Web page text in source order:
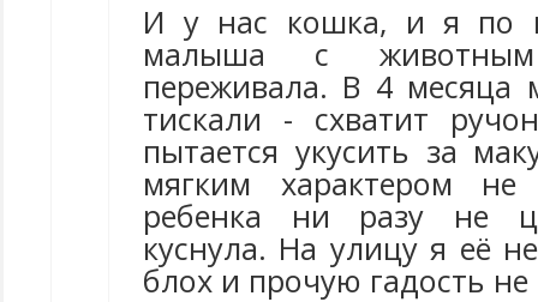
И у нас кошка, и я по
малыша с
переживала. В 4
тискали - схватит
пытается укусить за
мягким характером не
ребенка ни разу не
куснула. На улицу я её
блох и прочую гадость